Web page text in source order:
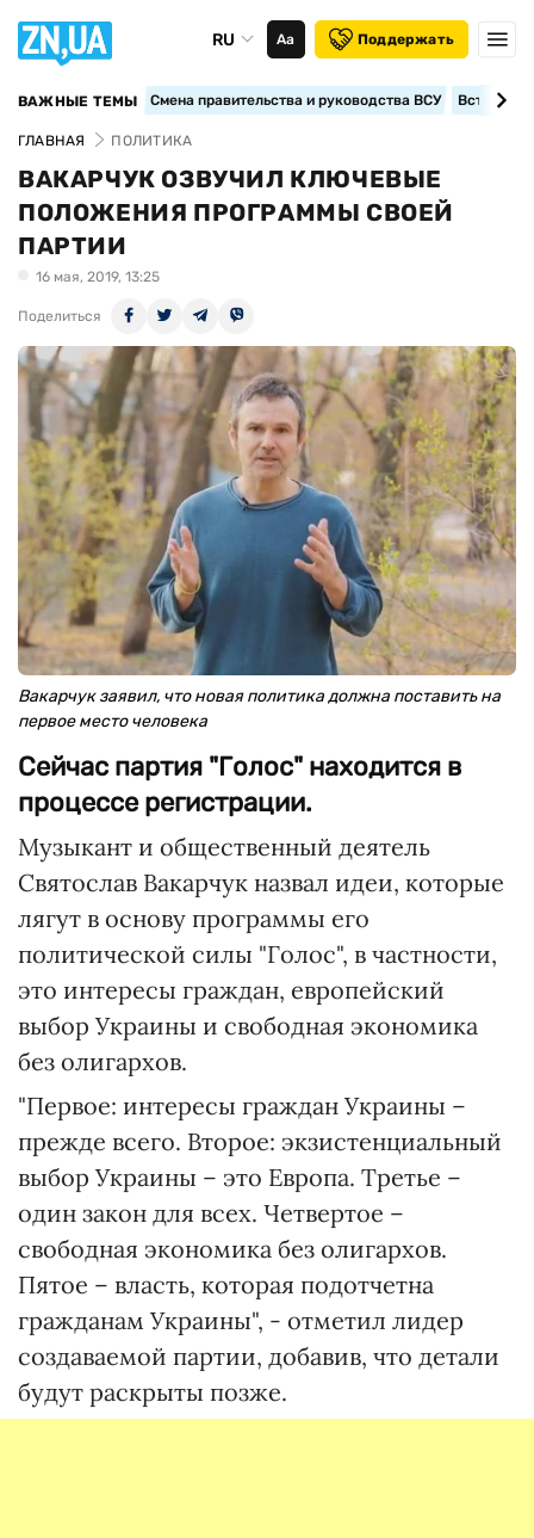
RU Аа Поддержать
ВАЖНЫЕ ТЕМЫ Смена правительства и руководства ВСУ
ГЛАВНАЯ ПОЛИТИКА
ВАКАРЧУК ОЗВУЧИЛ КЛЮЧЕВЫЕ
ПОЛОЖЕНИЯ ПРОГРАММЫ СВОЕЙ
ПАРТИИ
16 мая, 2019, 13:25
Поделиться
Вакарчук заявил, что новая политика должна поставить на
первое место человека
Сейчас партия "Голос" находится в
процессе регистрации.
Музыкант и общественный деятель
Святослав Вакарчук назвал идеи, которые
лягут в основу программы его
политической силы "Голос", в частности,
это интересы граждан, европейский
выбор Украины и свободная экономика
без олигархов.
"Первое: интересы граждан Украины –
прежде всего. Второе: экзистенциальный
выбор Украины – это Европа. Третье –
один закон для всех. Четвертое –
свободная экономика без олигархов.
Пятое – власть, которая подотчетна
гражданам Украины", - отметил лидер
создаваемой партии, добавив, что детали
будут раскрыты позже.